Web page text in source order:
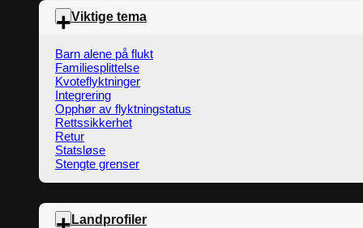
Viktige tema
Barn alene på flukt
Familiesplittelse
Kvoteflyktninger
Integrering
Opphør av flyktningstatus
Rettssikkerhet
Retur
Statsløse
Stengte grenser
Landprofiler